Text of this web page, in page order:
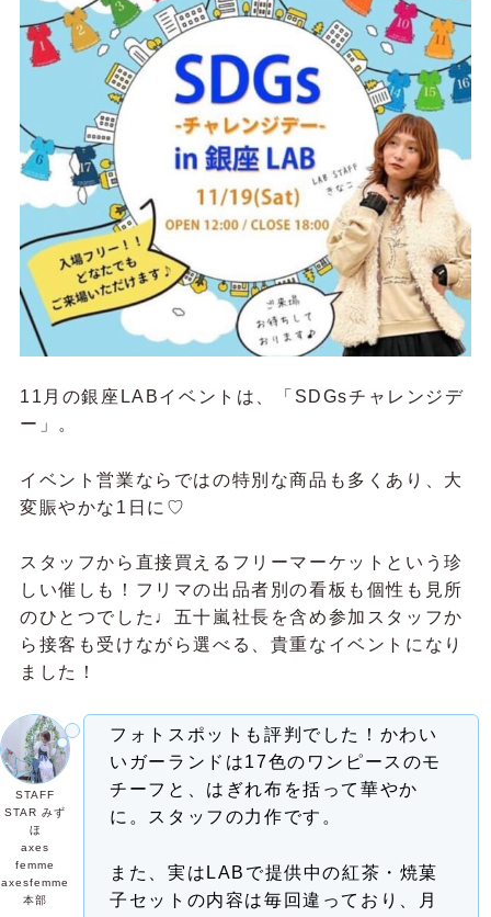
11月の銀座LABイベントは、「SDGsチャレンジデ
ー」。
イベント営業ならではの特別な商品も多くあり、大
変賑やかな1日に♡
スタッフから直接買えるフリーマーケットという珍
しい催しも！ フリマの出品者別の看板も個性も見所
のひとつでした♩五十嵐社⻑を含め参加スタッフか
ら接客も受けながら選べる、貴重なイベントになり
ました！
STAFF
STAR みず
ほ
axes
femme
axesfemme
本部
フォトスポットも評判でした！かわい
いガーランドは17色のワンピースのモ
チーフと、はぎれ布を括って華やか
に。スタッフの力作です。
また、実はLABで提供中の紅茶・焼菓
子セットの内容は毎回違っており、月